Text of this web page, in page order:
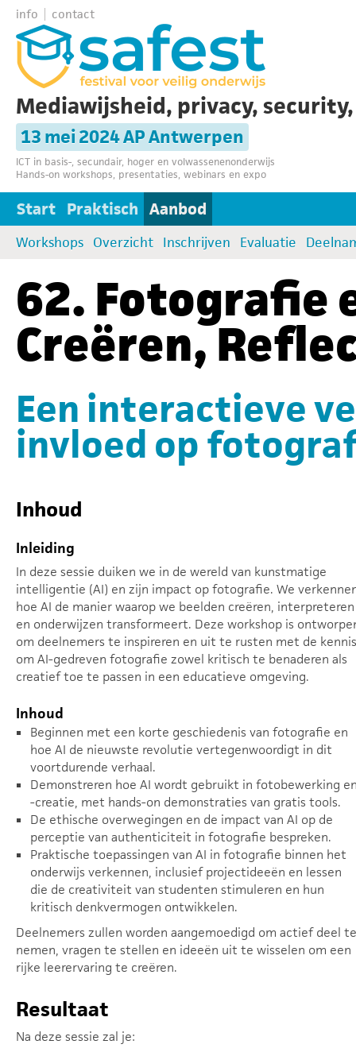
info contact
Mediawijsheid, privacy,
13 mei 2024 AP Antwerpen
ICT in basis-, secundair, hoger en volwassenenonderwijs
Hands-on workshops, presentaties, webinars en expo
Start Praktisch Aanbod
Workshops Overzicht Inschrijven Evaluatie
62. Fotografie
Creëren,
Een interactieve
invloed op
Inhoud
Inleiding
In deze sessie duiken we in de wereld van kunstmatige
intelligentie (AI) en zijn impact op fotografie. We
hoe AI de manier waarop we beelden creëren, interpreteren
en onderwijzen transformeert. Deze workshop is
om deelnemers te inspireren en uit te rusten met de kennis
om AI-gedreven fotografie zowel kritisch te benaderen als
creatief toe te passen in een educatieve omgeving.
Inhoud
Beginnen met een korte geschiedenis van fotografie en
hoe AI de nieuwste revolutie vertegenwoordigt in dit
voortdurende verhaal.
Demonstreren hoe AI wordt gebruikt in fotobewerking
-creatie, met hands-on demonstraties van gratis tools.
De ethische overwegingen en de impact van AI op de
perceptie van authenticiteit in fotografie bespreken.
Praktische toepassingen van AI in fotografie binnen het
onderwijs verkennen, inclusief projectideeën en lessen
die de creativiteit van studenten stimuleren en hun
kritisch denkvermogen ontwikkelen.
Deelnemers zullen worden aangemoedigd om actief deel te
nemen, vragen te stellen en ideeën uit te wisselen om een
rijke leerervaring te creëren.
Resultaat
Na deze sessie zal je: